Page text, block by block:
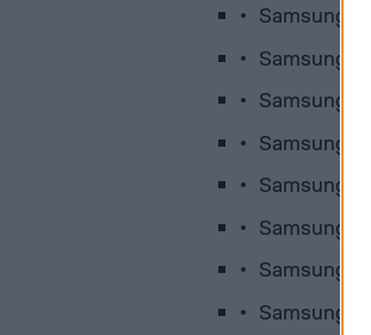
Samsung
Samsung
Samsung
Samsung
Samsung
Samsung
Samsung
Samsung